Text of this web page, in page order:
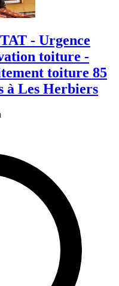
- Urgence
toiture -
toiture 85
à Les Herbiers